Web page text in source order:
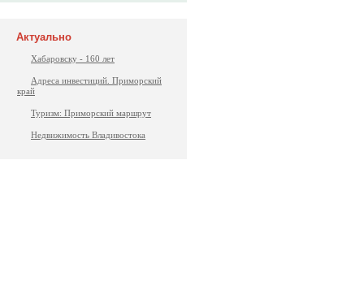
Актуально
Хабаровску - 160 лет
Адреса инвестиций. Приморский
край
Туризм: Приморский маршрут
Недвижимость Владивостока